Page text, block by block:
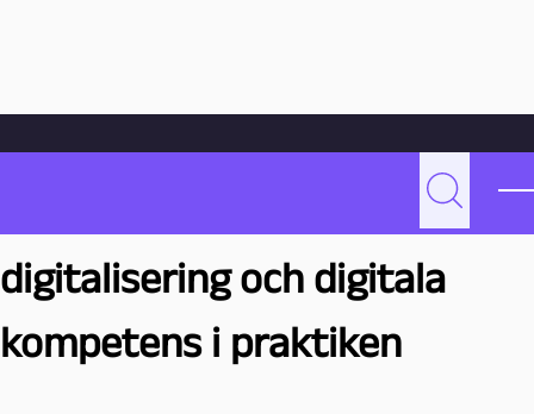
Hoppa till innehåll
e
a
o
Sök
Skolors och förskolors digitalisering och digitala kompetens i
digitalisering och digitala
kompetens i praktiken